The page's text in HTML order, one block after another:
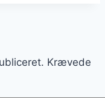
Krævede